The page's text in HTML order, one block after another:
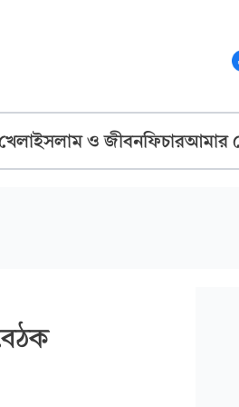
ইসলাম ও জীবনফিচারআমার